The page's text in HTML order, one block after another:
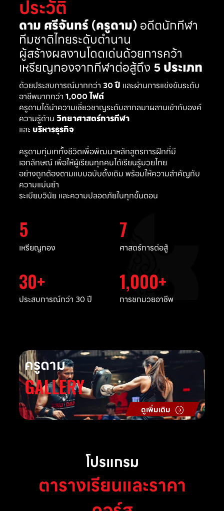
ประวัติ
ดาม ศรีจันทร์ (ครูดาม)อดีตนักกีฬา
ทีมชาติไทยระดับตำนาน
ผู้สร้างผลงานโดดเด่นด้วยการคว้า
เหรียญทองจากกีฬาต่อสู้ถึง 5 ประเภท
ด้วยประสบการณ์มากกว่า 30 ปี และผ่านการแข่งขันระดับ
อาชีพมากกว่า 1,000 ไฟต์
ครูดามได้นำความเชี่ยวชาญระดับสากลมาผสานเข้ากับองค์
ความรู้ด้าน วิทยาศาสตร์การกีฬา
และ บริหารธุรกิจ
ครูดามทุ่มเททั้งชีวิตเพื่อพัฒนาหลักสูตรการฝึกที่มี
เอกลักษณ์ เพื่อให้ผู้เรียนทุกคนได้เรียนรู้มวยไทย
อย่างถูกต้องตามแบบฉบับดั้งเดิม พร้อมให้ความสำคัญกับ
ความแม่นยำ
ระเบียบวินัย และความปลอดภัยในทุกขั้นตอน
5
เหรียญทอง
7
ศาสตร์การต่อสู้
30
ประสบการณ์กว่า 30 ปี
1,000
การชกมวยอาชีพ
ครูดาม
GALLERY
ดูเพิ่มเติม
โปรแกรม
ตารางเรียนและราคา